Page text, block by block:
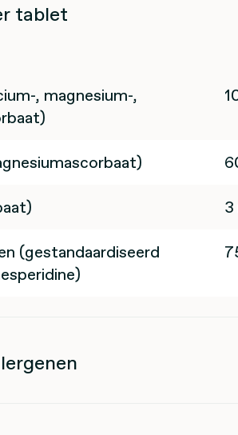
tablet
, magnesium-,
3
(gestandaardiseerd